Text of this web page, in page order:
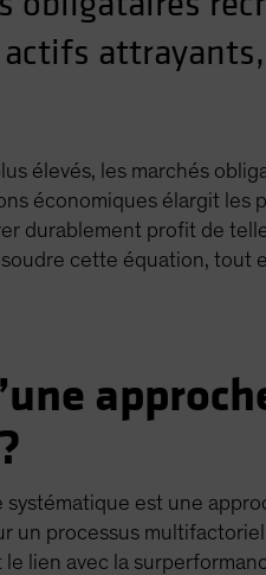
élevés, les marchés
économiques élargit les
durablement profit de
cette équation, tout
systématique est une
un processus
lien avec la